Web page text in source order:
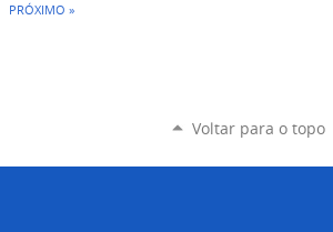
PRÓXIMO »
Voltar para o topo